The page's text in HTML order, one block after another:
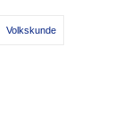
Volkskunde